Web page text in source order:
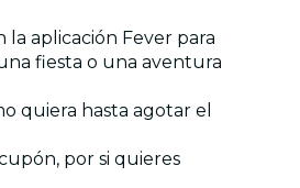
aplicación Fever para
fiesta o una aventura
quiera hasta agotar el
por si quieres